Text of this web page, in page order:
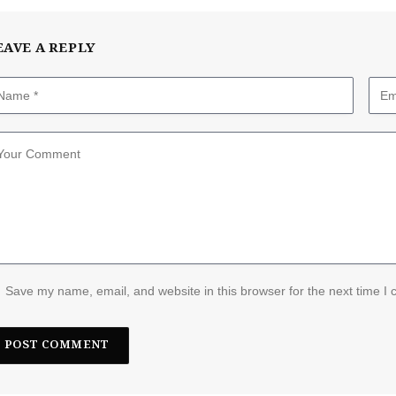
A REPLY
Save my name, email, and website in this browser for the next time I